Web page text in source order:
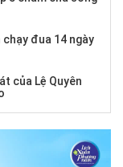
chạy đua 14 ngày
của Lệ Quyên